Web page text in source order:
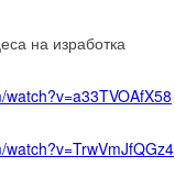
на изработка